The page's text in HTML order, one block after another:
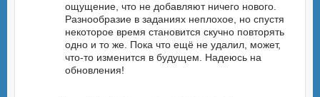
ощущение, что не добавляют ничего нового.
Разнообразие в заданиях неплохое, но спустя
некоторое время становится скучно повторять
одно и то же. Пока что ещё не удалил, может,
что-то изменится в будущем. Надеюсь на
обновления!